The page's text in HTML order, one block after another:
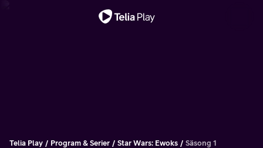
Telia Play Program & Serier Star Wars: Ewoks Säsong 1